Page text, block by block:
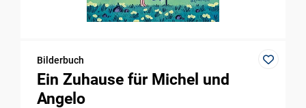
Bilderbuch
Ein Zuhause für Michel und
Angelo